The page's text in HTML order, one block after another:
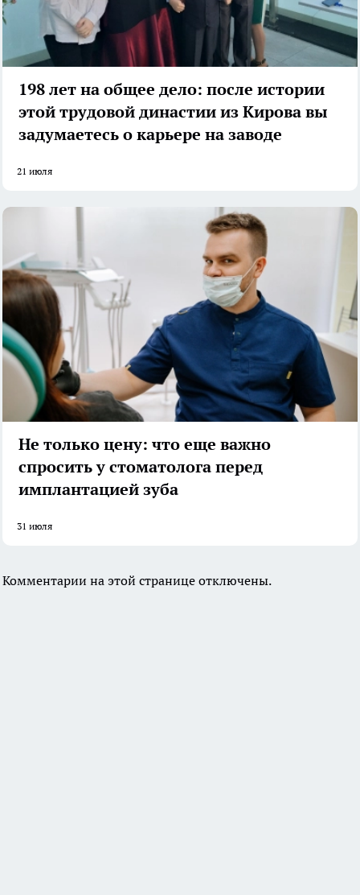
198 лет на общее дело: после истории
этой трудовой династии из Кирова вы
задумаетесь о карьере на заводе
21 июля
Не только цену: что еще важно
спросить у стоматолога перед
имплантацией зуба
31 июля
Комментарии на этой странице отключены.